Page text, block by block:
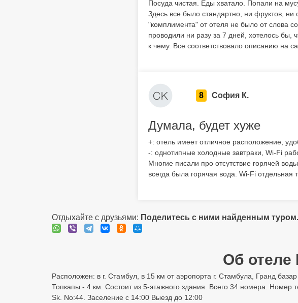
Посуда чистая. Еды хватало. Попали на
Здесь все было стандартно, ни фруктов,
"комплимента" от отеля не было от слова
проводили ни разу за 7 дней, хотелось
к чему. Все соответствовало описанию на
8 София К.
Думала, будет хуже
+: отель имеет отличное расположение,
-: однотипные холодные завтраки, Wi-Fi
Многие писали про отсутствие горячей
всегда была горячая вода. Wi-Fi отдельная
Отдыхайте с друзьями: Поделитесь с ними найденным туром.
Об отеле
Расположен: в г. Стамбул, в 15 км от аэропорта г. Стамбула, Гранд
Топкапы - 4 км. Состоит из 5-этажного здания. Всего 34 номера.
Sk. No:44. Заселение с 14:00 Выезд до 12:00